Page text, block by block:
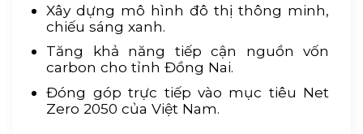
Xây dựng mô hình đô thị thông minh,
chiếu sáng xanh.
Tăng khả năng tiếp cận nguồn vốn
carbon cho tỉnh Đồng Nai.
Đóng góp trực tiếp vào mục tiêu Net
Zero 2050 của Việt Nam.